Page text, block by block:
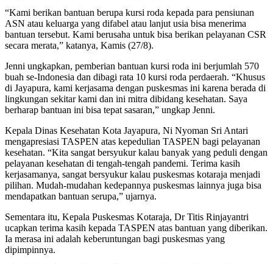
“Kami berikan bantuan berupa kursi roda kepada para pensiunan
ASN atau keluarga yang difabel atau lanjut usia bisa menerima
bantuan tersebut. Kami berusaha untuk bisa berikan pelayanan CSR
secara merata,” katanya, Kamis (27/8).
Jenni ungkapkan, pemberian bantuan kursi roda ini berjumlah 570
buah se-Indonesia dan dibagi rata 10 kursi roda perdaerah. “Khusus
di Jayapura, kami kerjasama dengan puskesmas ini karena berada di
lingkungan sekitar kami dan ini mitra dibidang kesehatan. Saya
berharap bantuan ini bisa tepat sasaran,” ungkap Jenni.
Kepala Dinas Kesehatan Kota Jayapura, Ni Nyoman Sri Antari
mengapresiasi TASPEN atas kepedulian TASPEN bagi pelayanan
kesehatan. “Kita sangat bersyukur kalau banyak yang peduli dengan
pelayanan kesehatan di tengah-tengah pandemi. Terima kasih
kerjasamanya, sangat bersyukur kalau puskesmas kotaraja menjadi
pilihan. Mudah-mudahan kedepannya puskesmas lainnya juga bisa
mendapatkan bantuan serupa,” ujarnya.
Sementara itu, Kepala Puskesmas Kotaraja, Dr Titis Rinjayantri
ucapkan terima kasih kepada TASPEN atas bantuan yang diberikan.
Ia merasa ini adalah keberuntungan bagi puskesmas yang
dipimpinnya.